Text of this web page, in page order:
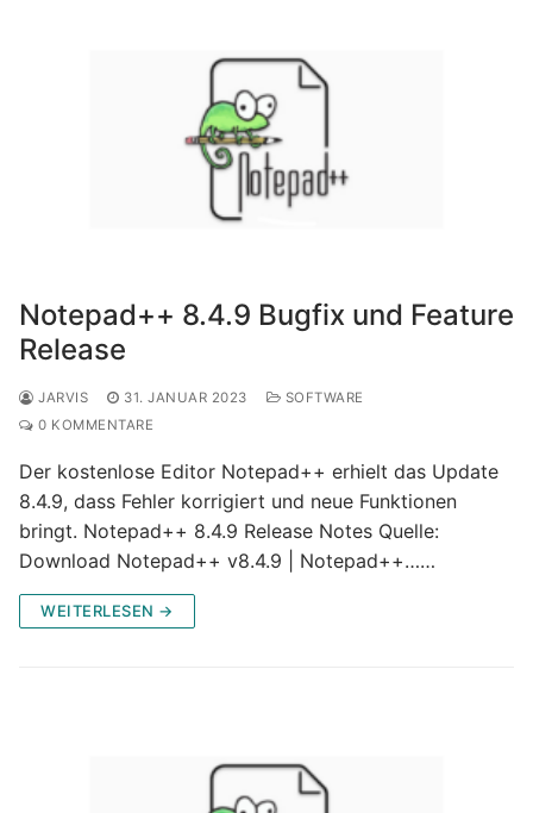
Notepad++ 8.4.9 Bugfix und Feature
Release
JARVIS 31. JANUAR 2023
SOFTWARE
0 KOMMENTARE
Der kostenlose Editor Notepad++ erhielt das Update
8.4.9, dass Fehler korrigiert und neue Funktionen
bringt. Notepad++ 8.4.9 Release Notes Quelle:
Download Notepad++ v8.4.9 | Notepad++……
WEITERLESEN →